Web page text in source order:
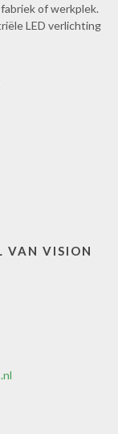
of werkplek.
LED verlichting
VAN VISION